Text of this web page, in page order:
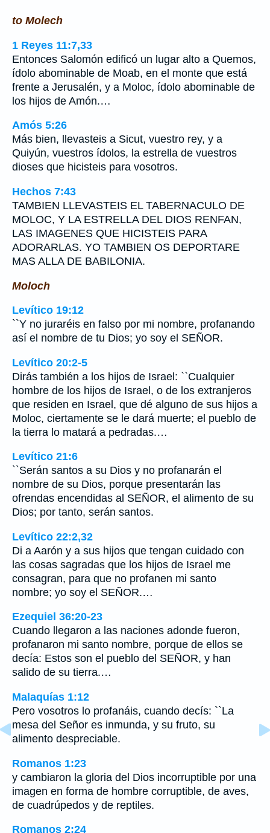
to Molech
1 Reyes 11:7,33
Entonces Salomón edificó un lugar alto a Quemos,
ídolo abominable de Moab, en el monte que está
frente a Jerusalén, y a Moloc, ídolo abominable de
los hijos de Amón.…
Amós 5:26
Más bien, llevasteis a Sicut, vuestro rey, y a
Quiyún, vuestros ídolos, la estrella de vuestros
dioses que hicisteis para vosotros.
Hechos 7:43
TAMBIEN LLEVASTEIS EL TABERNACULO DE
MOLOC, Y LA ESTRELLA DEL DIOS RENFAN,
LAS IMAGENES QUE HICISTEIS PARA
ADORARLAS. YO TAMBIEN OS DEPORTARE
MAS ALLA DE BABILONIA.
Moloch
Levítico 19:12
``Y no juraréis en falso por mi nombre, profanando
así el nombre de tu Dios; yo soy el SEÑOR.
Levítico 20:2-5
Dirás también a los hijos de Israel: ``Cualquier
hombre de los hijos de Israel, o de los extranjeros
que residen en Israel, que dé alguno de sus hijos a
Moloc, ciertamente se le dará muerte; el pueblo de
la tierra lo matará a pedradas.…
Levítico 21:6
``Serán santos a su Dios y no profanarán el
nombre de su Dios, porque presentarán las
ofrendas encendidas al SEÑOR, el alimento de su
Dios; por tanto, serán santos.
Levítico 22:2,32
Di a Aarón y a sus hijos que tengan cuidado con
las cosas sagradas que los hijos de Israel me
consagran, para que no profanen mi santo
nombre; yo soy el SEÑOR.…
Ezequiel 36:20-23
Cuando llegaron a las naciones adonde fueron,
profanaron mi santo nombre, porque de ellos se
decía: Estos son el pueblo del SEÑOR, y han
salido de su tierra.…
Malaquías 1:12
Pero vosotros lo profanáis, cuando decís: ``La
mesa del Señor es inmunda, y su fruto, su
alimento despreciable.
Romanos 1:23
y cambiaron la gloria del Dios incorruptible por una
imagen en forma de hombre corruptible, de aves,
de cuadrúpedos y de reptiles.
Romanos 2:24